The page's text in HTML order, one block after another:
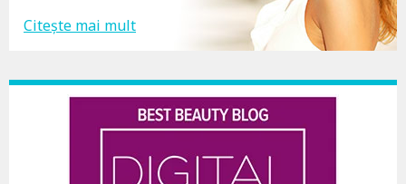
Citește mai mult